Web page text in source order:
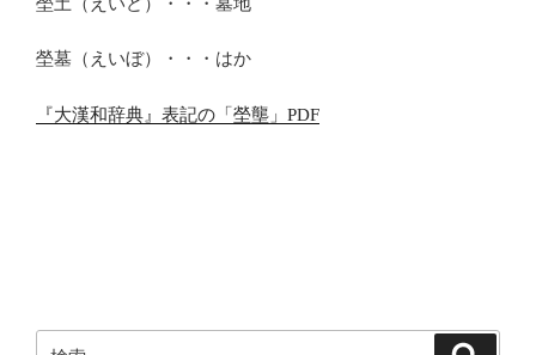
塋墓（えいぼ）・・・はか
『大漢和辞典』表記の「塋壟」PDF